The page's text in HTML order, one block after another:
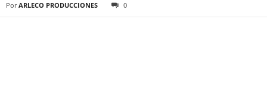
Por ARLECO PRODUCCIONES 0